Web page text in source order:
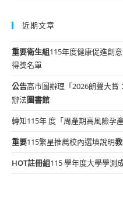
近期文章
重要衛生組115年度健康促進創
得獎名單
公告高市圖辦理「2026朗聲大
辦法圖書館
轉知115年 度「周產期高風險孕
重要115繁星推薦校內選填說明
HOT註冊組115 學年度大學學測